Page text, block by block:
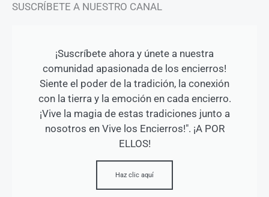
SUSCRÍBETE A NUESTRO CANAL
¡Suscríbete ahora y únete a nuestra
comunidad apasionada de los encierros!
Siente el poder de la tradición, la conexión
con la tierra y la emoción en cada encierro.
¡Vive la magia de estas tradiciones junto a
nosotros en Vive los Encierros!". ¡A POR
ELLOS!
Haz clic aquí